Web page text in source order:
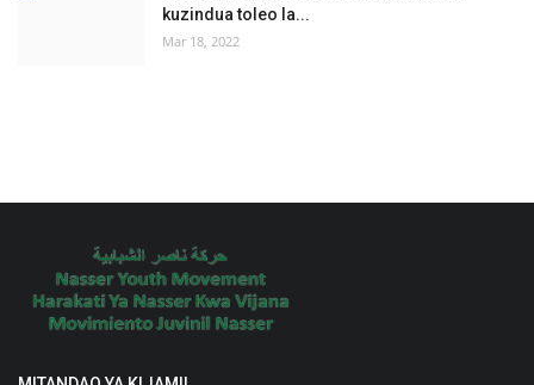
kuzindua toleo la...
Mar 18, 2022